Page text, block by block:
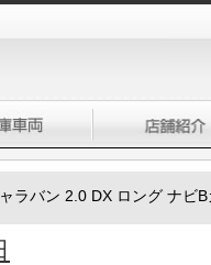
ラバン 2.0 DX ロング ナビ